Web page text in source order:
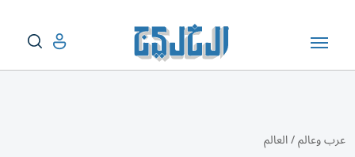
عرب وعالم/العالم